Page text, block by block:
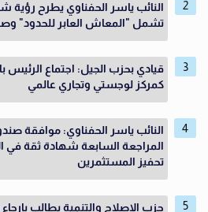
النائب ياسر الحفناوي يطرح رؤية
تشمل "المعاش العابر للحدود"
قيادي بحزب الجيل: اجتماع الرئيس
كمركز لوجستي وتجاري عالمي
النائب ياسر الحفناوي: موافقة
المراجعة السابعة شهادة ثقة في
تحفيز المستثمرين
حزب الإصلاح والتنمية يطالب